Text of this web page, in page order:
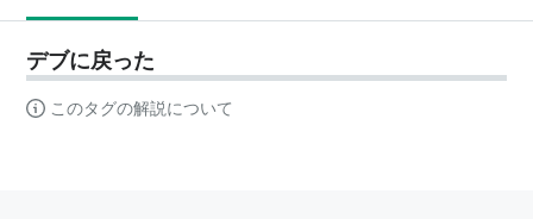
デブに戻った
このタグの解説について